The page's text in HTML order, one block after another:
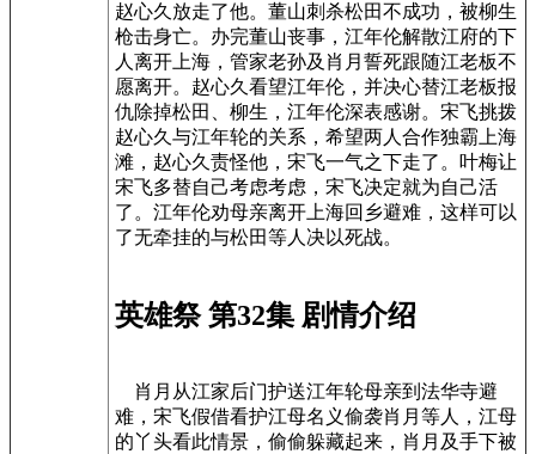
赵心久放走了他。董山刺杀松田不成功，被柳生
枪击身亡。办完董山丧事，江年伦解散江府的下
人离开上海，管家老孙及肖月誓死跟随江老板不
愿离开。赵心久看望江年伦，并决心替江老板报
仇除掉松田、柳生，江年伦深表感谢。宋飞挑拨
赵心久与江年轮的关系，希望两人合作独霸上海
滩，赵心久责怪他，宋飞一气之下走了。叶梅让
宋飞多替自己考虑考虑，宋飞决定就为自己活
了。江年伦劝母亲离开上海回乡避难，这样可以
了无牵挂的与松田等人决以死战。
英雄祭 第32集 剧情介绍
肖月从江家后门护送江年轮母亲到法华寺避
难，宋飞假借看护江母名义偷袭肖月等人，江母
的丫头看此情景，偷偷躲藏起来，肖月及手下被